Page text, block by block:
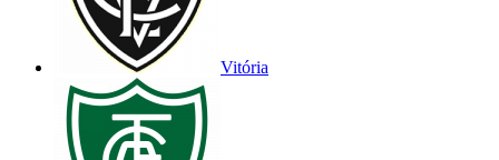
Vitória